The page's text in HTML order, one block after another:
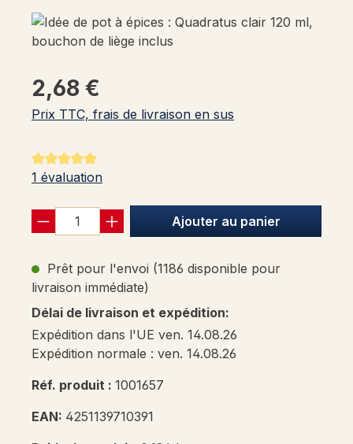
2,68 €
Prix TTC, frais de livraison en sus
Note moyenne de 5 sur 5 étoiles
1 évaluation
Ajouter au panier
Prêt pour l'envoi (1186 disponible pour
livraison immédiate)
Délai de livraison et expédition:
Expédition dans l'UE ven. 14.08.26
Expédition normale : ven. 14.08.26
Réf. produit : 1001657
EAN: 4251139710391